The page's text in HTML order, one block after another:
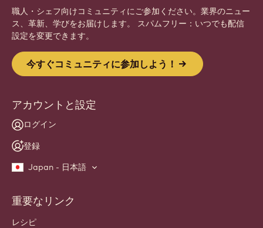
職人・シェフ向けコミュニティにご参加ください。業界のニュー
ス、革新、学びをお届けします。 スパムフリー：いつでも配信
設定を変更できます。
今すぐコミュニティに参加しよう！
アカウントと設定
ログイン
登録
Japan - 日本語
Footer
Callebaut
重要なリンク
レシピ